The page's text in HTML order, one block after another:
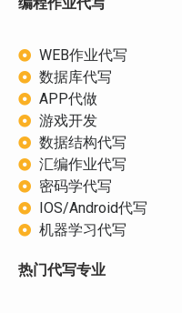
WEB作业代写
数据库代写
APP代做
游戏开发
数据结构代写
汇编作业代写
密码学代写
IOS/Android代写
机器学习代写
热门代写专业